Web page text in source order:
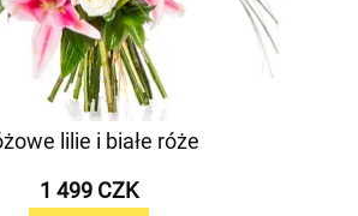
lilie i białe róże
1 499 CZK